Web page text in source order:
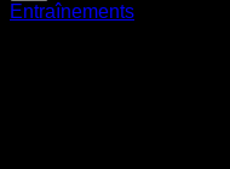
Entraînements